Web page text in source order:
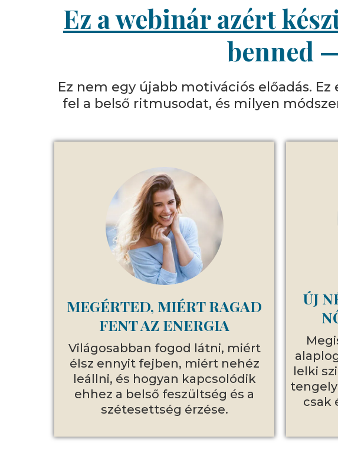
Ez a webinár azért
benned
Ez nem egy újabb motivációs előadás.
fel a belső ritmusodat, és milyen
MEGÉRTED, MIÉRT RAGAD
FENT AZ ENERGIA
Világosabban fogod látni, miért
élsz ennyit fejben, miért nehéz
leállni, és hogyan kapcsolódik
ehhez a belső feszültség és a
szétesettség érzése.
ÚJ
lelki
csak